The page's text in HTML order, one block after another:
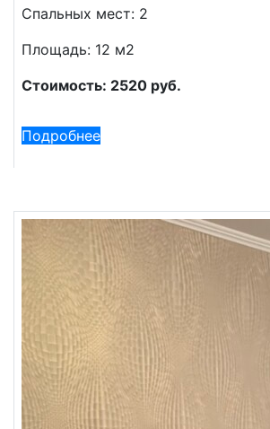
Спальных мест: 2
Площадь: 12 м2
Стоимость: 2520 руб.
Подробнее